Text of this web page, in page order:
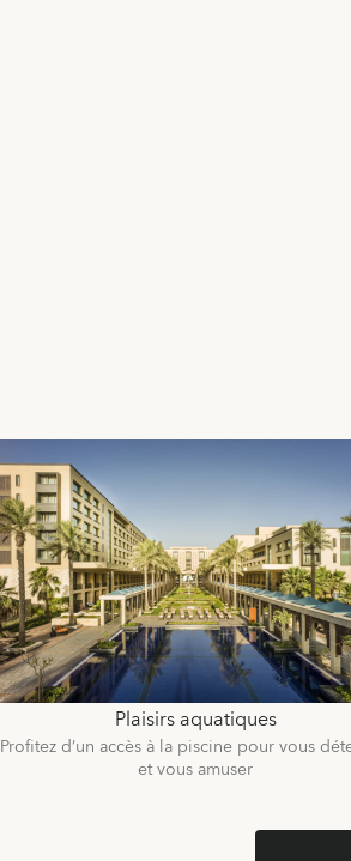
Plaisirs aquatiques
Profitez d’un accès à la piscine pour vous
et vous amuser